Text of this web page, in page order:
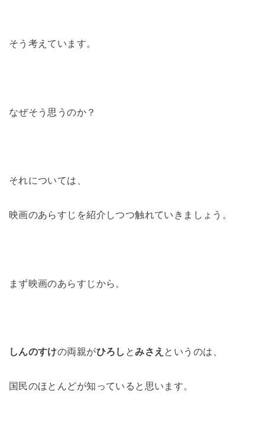
そう考えています。
なぜそう思うのか？
それについては、
映画のあらすじを紹介しつつ触れていきましょう。
まず映画のあらすじから。
しんのすけの両親がひろし とみさえ というのは、
国民のほとんどが知っていると思います。